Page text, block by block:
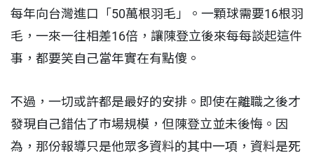
每年向台灣進口「50萬根羽毛」。一顆球需要16根羽
毛，一來一往相差16倍，讓陳登立後來每每談起這件
事，都要笑自己當年實在有點傻。
不過，一切或許都是最好的安排。即使在離職之後才
發現自己錯估了市場規模，但陳登立並未後悔。因
為，那份報導只是他眾多資料的其中一項，資料是死